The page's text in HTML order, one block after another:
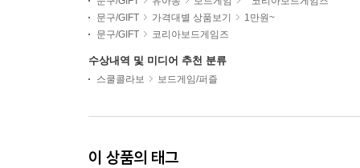
문구/GIFT
가격대별 상품보기
1만원~
문구/GIFT
코리아보드게임즈
수상내역 및 미디어 추천 분류
스쿨콜라보 보드게임/퍼즐
이 상품의 태그